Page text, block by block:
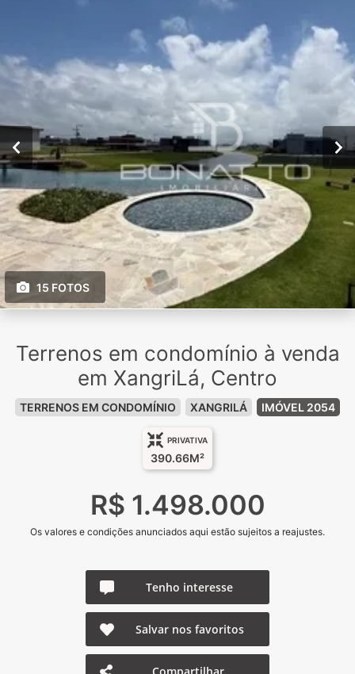
15 FOTOS
Terrenos em condomínio à venda
em XangriLá, Centro
TERRENOS EM CONDOMÍNIO XANGRILÁ IMÓVEL 2054
PRIVATIVA
390.66M²
R$ 1.498.000
Os valores e condições anunciados aqui estão sujeitos a reajustes.
Tenho interesse
Salvar nos favoritos